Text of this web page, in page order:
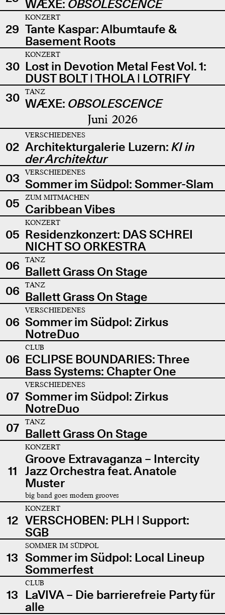
WÆXE: OBSOLESCENCE
29
KONZERT
Tante Kaspar: Albumtaufe &
Basement Roots
30
KONZERT
Lost in Devotion Metal Fest Vol. 1:
DUST BOLT | THOLA | LOTRIFY
30
TANZ
WÆXE: OBSOLESCENCE
Juni 2026
02
VERSCHIEDENES
Architekturgalerie Luzern: KI in
der Architektur
03
VERSCHIEDENES
Sommer im Südpol: Sommer-Slam
05
ZUM MITMACHEN
Caribbean Vibes
05
KONZERT
Residenzkonzert: DAS SCHREI
NICHT SO ORKESTRA
06
TANZ
Ballett Grass On Stage
06
TANZ
Ballett Grass On Stage
06
VERSCHIEDENES
Sommer im Südpol: Zirkus
NotreDuo
06
CLUB
ECLIPSE BOUNDARIES: Three
Bass Systems: Chapter One
07
VERSCHIEDENES
Sommer im Südpol: Zirkus
NotreDuo
07
TANZ
Ballett Grass On Stage
11
KONZERT
Groove Extravaganza – Intercity
Jazz Orchestra feat. Anatole
Muster
big band goes modern grooves
12
KONZERT
VERSCHOBEN: PLH | Support:
SGB
13
SOMMER IM SÜDPOL
Sommer im Südpol: Local Lineup
Sommerfest
13
CLUB
LaVIVA – Die barrierefreie Party für
alle